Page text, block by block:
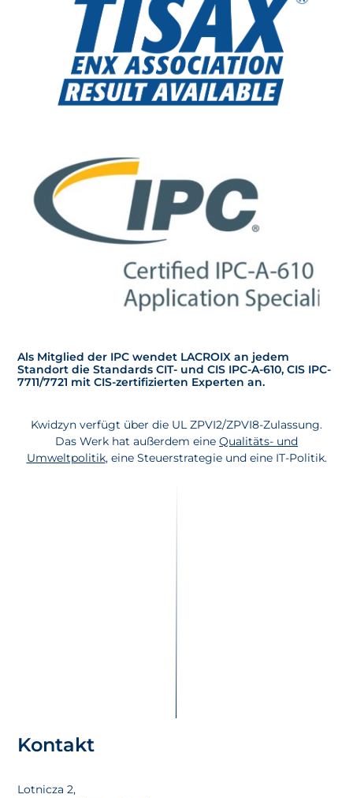
Als Mitglied der IPC wendet LACROIX an jedem
Standort die Standards CIT- und CIS IPC-A-610, CIS IPC-
7711/7721 mit CIS-zertifizierten Experten an.
Kwidzyn verfügt über die UL ZPVI2/ZPVI8-Zulassung.
Das Werk hat außerdem eine Qualitäts- und
Umweltpolitik, eine Steuerstrategie und eine IT-Politik.
Kontakt
Lotnicza 2,